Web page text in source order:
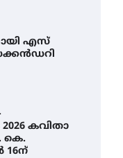
എസ്
കവിതാ
കെ.
16ന്